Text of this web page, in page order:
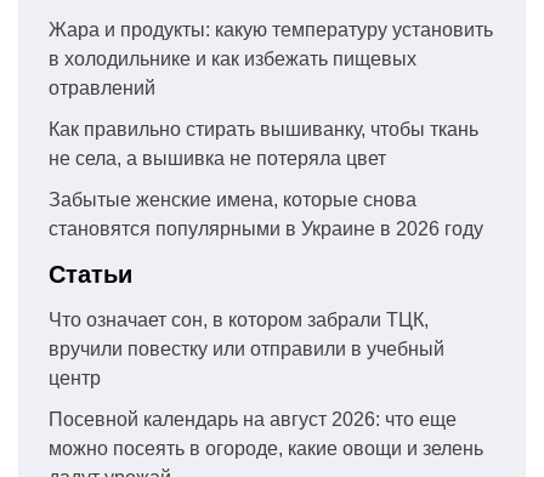
Жара и продукты: какую температуру установить
в холодильнике и как избежать пищевых
отравлений
Как правильно стирать вышиванку, чтобы ткань
не села, а вышивка не потеряла цвет
Забытые женские имена, которые снова
становятся популярными в Украине в 2026 году
Статьи
Что означает сон, в котором забрали ТЦК,
вручили повестку или отправили в учебный
центр
Посевной календарь на август 2026: что еще
можно посеять в огороде, какие овощи и зелень